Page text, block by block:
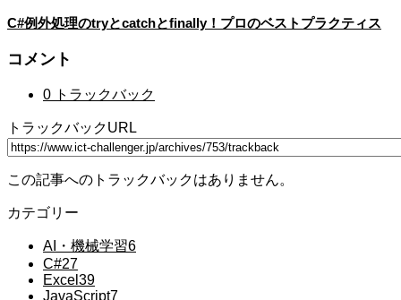
C#例外処理のtryとcatchとfinally！プロのベストプラクティス
コメント
0 トラックバック
トラックバックURL
この記事へのトラックバックはありません。
カテゴリー
AI・機械学習6
C#27
Excel 39
JavaScript7